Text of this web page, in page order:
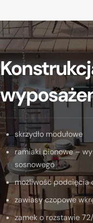
skrzydło modułowe
ramiaki pionowe –
sosnowego
możliwość podcięcia
zawiasy czopowe
zamek o rozstawie